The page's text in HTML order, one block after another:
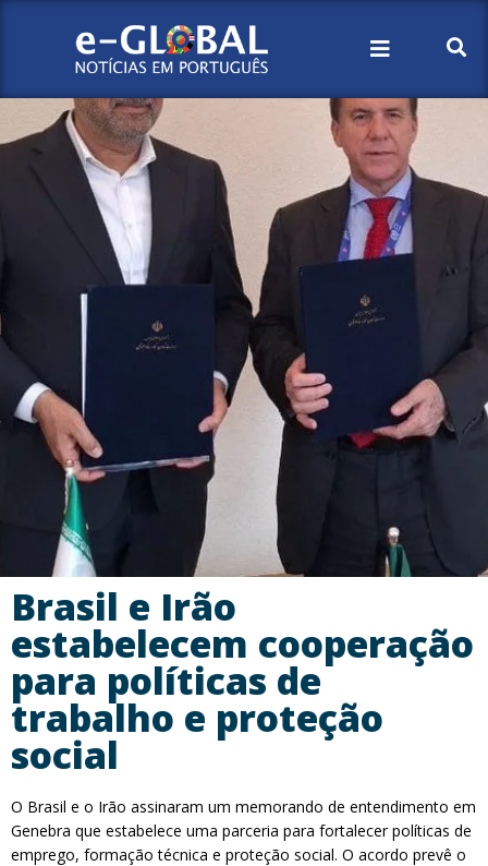
Brasil e Irão
estabelecem cooperação
para políticas de
trabalho e proteção
social
O Brasil e o Irão assinaram um memorando de entendimento em
Genebra que estabelece uma parceria para fortalecer políticas de
emprego, formação técnica e proteção social. O acordo prevê o